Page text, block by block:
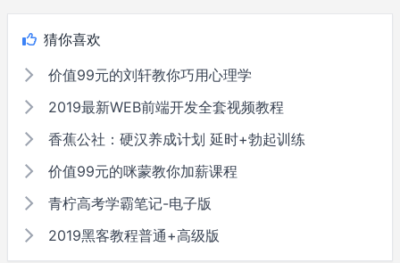
猜你喜欢
价值99元的刘轩教你巧用心理学
2019最新WEB前端开发全套视频教程
香蕉公社：硬汉养成计划 延时+勃起训练
价值99元的咪蒙教你加薪课程
青柠高考学霸笔记-电子版
2019黑客教程普通+高级版